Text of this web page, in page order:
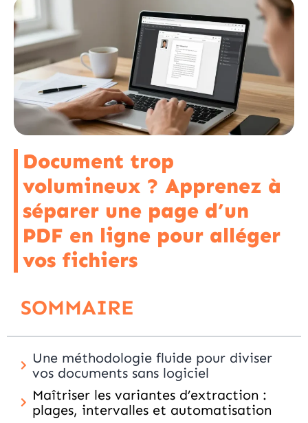
Document trop
volumineux ? Apprenez à
séparer une page d’un
PDF en ligne pour alléger
vos fichiers
SOMMAIRE
Une méthodologie fluide pour diviser
vos documents sans logiciel
Maîtriser les variantes d’extraction :
plages, intervalles et automatisation